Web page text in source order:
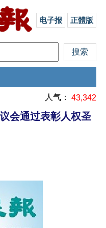
电子报 正體版
人气： 43,342
会通过表彰人权圣